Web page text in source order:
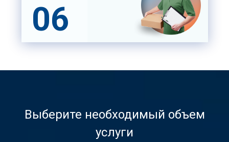
06
Выберите необходимый объем
услуги